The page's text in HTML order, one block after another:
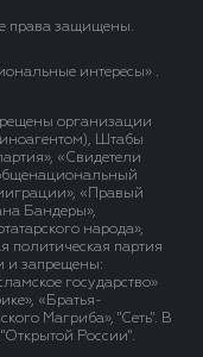
права защищены.
интересы» .
организации
Штабы
«Свидетели
«Правый
Бандеры»,
народа»,
политическая партия
и запрещены:
государство»
«Братья-
Магриба», "Сеть". В
России".